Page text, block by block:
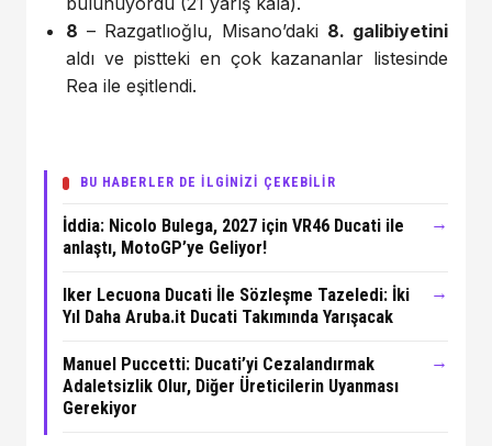
8 – Razgatlıoğlu, Misano’daki 8. galibiyetini
aldı ve pistteki en çok kazananlar listesinde
Rea ile eşitlendi.
BU HABERLER DE İLGİNİZİ ÇEKEBİLİR
İddia: Nicolo Bulega, 2027 için VR46 Ducati ile
anlaştı, MotoGP’ye Geliyor!
→
Iker Lecuona Ducati İle Sözleşme Tazeledi: İki
Yıl Daha Aruba.it Ducati Takımında Yarışacak
→
Manuel Puccetti: Ducati’yi Cezalandırmak
Adaletsizlik Olur, Diğer Üreticilerin Uyanması
Gerekiyor
→